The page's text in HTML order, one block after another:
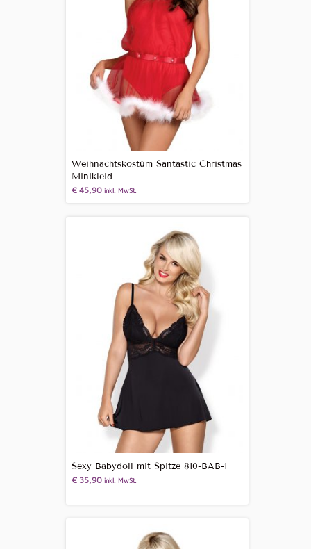
Weihnachtskostüm Santastic Christmas
Minikleid
€45,90 inkl. MwSt.
Sexy Babydoll mit Spitze 810-BAB-1
€35,90 inkl. MwSt.